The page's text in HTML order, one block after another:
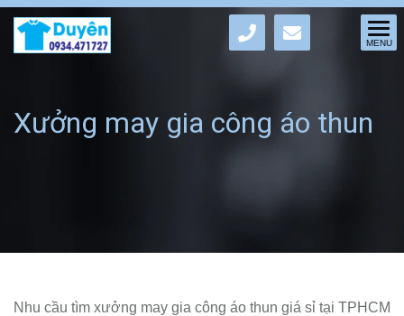
Xưởng may gia công áo thun
Nhu cầu tìm xưởng may gia công áo thun giá sỉ tại TPHCM